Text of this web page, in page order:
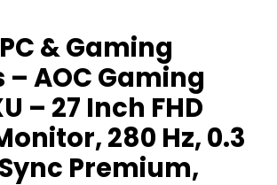
& Gaming
AOC Gaming
– 27 Inch FHD
280 Hz, 0.3
Premium,